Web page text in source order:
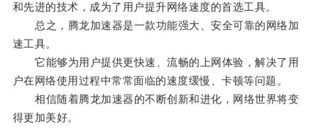
和先进的技术，成为了用户提升网络速度的首选工具。
总之，腾龙加速器是一款功能强大、安全可靠的网络加
速工具。
它能够为用户提供更快速、流畅的上网体验，解决了用
户在网络使用过程中常常面临的速度缓慢、卡顿等问题。
相信随着腾龙加速器的不断创新和进化，网络世界将变
得更加美好。